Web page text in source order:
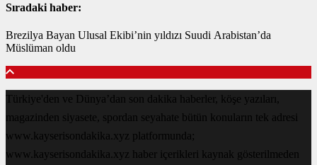
Sıradaki haber:
Brezilya Bayan Ulusal Ekibi’nin yıldızı Suudi Arabistan’da
Müslüman oldu
Türkiye'den ve Dünya’dan son dakika haberler, köşe yazıları,
magazinden siyasete, spordan seyahate bütün konuların tek adresi
www.kayserisondakika.xyz platformunda;
www.kayserisondakika.xyz haber içerikleri kaynak gösterilmeden